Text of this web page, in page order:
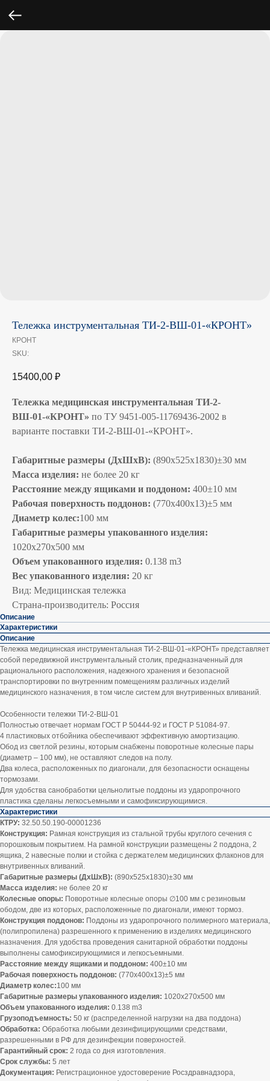
Тележка инструментальная ТИ-2-ВШ-01-«КРОНТ»
КРОНТ
SKU:
15400,00 ₽
Тележка медицинская инструментальная ТИ-2-
ВШ-01-«КРОНТ» по ТУ 9451-005-11769436-2002 в
варианте поставки ТИ-2-ВШ-01-«КРОНТ».
Габаритные размеры (ДхШхВ): (890х525х1830)±30 мм
Масса изделия: не более 20 кг
Расстояние между ящиками и поддоном: 400±10 мм
Рабочая поверхность поддонов: (770х400х13)±5 мм
Диаметр колес:100 мм
Габаритные размеры упакованного изделия:
1020х270х500 мм
Объем упакованного изделия: 0.138 m3
Вес упакованного изделия: 20 кг
Вид: Медицинская тележка
Страна-производитель: Россия
Описание
Характеристики
Описание
Тележка медицинская инструментальная ТИ-2-ВШ-01-«КРОНТ» представляет
собой передвижной инструментальный столик, предназначенный для
рационального расположения, надежного хранения и безопасной
транспортировки по внутренним помещениям различных изделий
медицинского назначения, в том числе систем для внутривенных вливаний.
Особенности тележки ТИ-2-ВШ-01
Полностью отвечает нормам ГОСТ Р 50444-92 и ГОСТ Р 51084-97.
4 пластиковых отбойника обеспечивают эффективную амортизацию.
Обод из светлой резины, которым снабжены поворотные колесные пары
(диаметр – 100 мм), не оставляют следов на полу.
Два колеса, расположенных по диагонали, для безопасности оснащены
тормозами.
Для удобства санобработки цельнолитые поддоны из ударопрочного
пластика сделаны легкосъемными и самофиксирующимися.
Характеристики
КТРУ: 32.50.50.190-00001236
Конструкция: Рамная конструкция из стальной трубы круглого сечения с
порошковым покрытием. На рамной конструкции размещены 2 поддона, 2
ящика, 2 навесные полки и стойка c держателем медицинских флаконов для
внутривенных вливаний.
Габаритные размеры (ДхШхВ): (890х525х1830)±30 мм
Масса изделия: не более 20 кг
Колесные опоры: Поворотные колесные опоры ∅100 мм с резиновым
ободом, две из которых, расположенные по диагонали, имеют тормоз.
Конструкция поддонов: Поддоны из ударопрочного полимерного материала,
(полипропилена) разрешенного к применению в изделиях медицинского
назначения. Для удобства проведения санитарной обработки поддоны
выполнены самофиксирующимися и легкосъемными.
Расстояние между ящиками и поддоном: 400±10 мм
Рабочая поверхность поддонов: (770х400х13)±5 мм
Диаметр колес:100 мм
Габаритные размеры упакованного изделия: 1020х270х500 мм
Объем упакованного изделия: 0.138 m3
Грузоподъемность: 50 кг (распределенной нагрузки на два поддона)
Обработка: Обработка любыми дезинфицирующими средствами,
разрешенными в РФ для дезинфекции поверхностей.
Гарантийный срок: 2 года со дня изготовления.
Срок службы: 5 лет
Документация: Регистрационное удостоверение Росздравнадзора,